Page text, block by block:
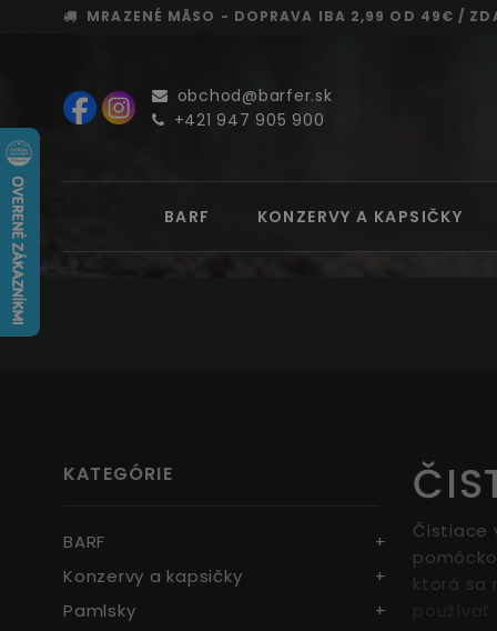
MRAZENÉ MÄSO - DOPRAVA IBA 2,99 OD 49€ /
obchod@barfer.sk
+421 947 905 900
BARF KONZERVY A KAPSIČKY
KATEGÓRIE
BARF
Konzervy a kapsičky
Pamlsky
Čistiace
ktorá sa